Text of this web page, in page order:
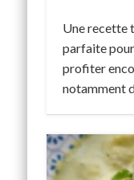
Une recette
parfaite
profiter
notamment